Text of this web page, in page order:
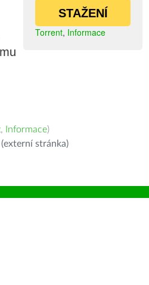
STAŽENÍ
Torrent, Informace
, Informace)
stránka)